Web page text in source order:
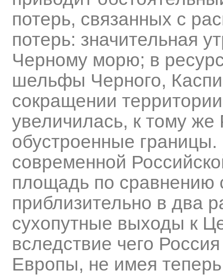
потерь, связанных с
потерь: значительная
Черному морю; в
шельфы Черного,
сокращении
увеличилась, к тому
обустроенные
современной
площадь по
приблизительно в два
сухопутные выходы к
вследствие чего
Европы, не имея